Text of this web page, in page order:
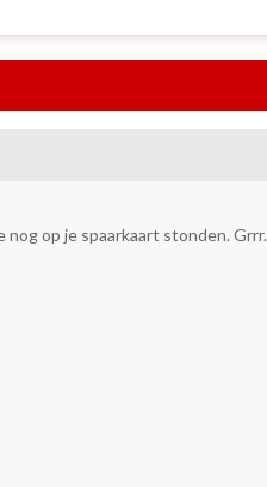
op je spaarkaart stonden. Grrr.